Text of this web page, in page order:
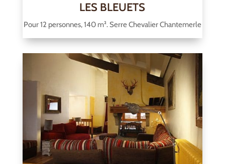
LES BLEUETS
Pour 12 personnes, 140 m². Serre Chevalier Chantemerle